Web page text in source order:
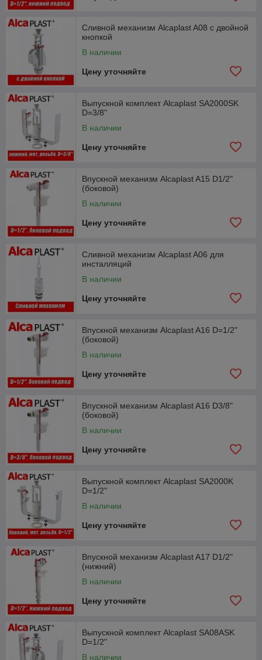
Сливной механизм Alcaplast A08 с двойной
кнопкой
В наличии
Цену уточняйте
Выпускной комплект Alcaplast SA2000SK
D=3/8"
В наличии
Цену уточняйте
Впускной механизм Alcaplast A15 D1/2"
(боковой)
В наличии
Цену уточняйте
Сливной механизм Alcaplast A06 для
инсталляций
В наличии
Цену уточняйте
Впускной механизм Alcaplast A16 D=1/2"
(боковой)
В наличии
Цену уточняйте
Впускной механизм Alcaplast A16 D3/8"
(боковой)
В наличии
Цену уточняйте
Выпускной комплект Alcaplast SA2000K
D=1/2"
В наличии
Цену уточняйте
Впускной механизм Alcaplast A17 D1/2"
(нижний)
В наличии
Цену уточняйте
Выпускной комплект Alcaplast SA08ASK
D=1/2"
В наличии